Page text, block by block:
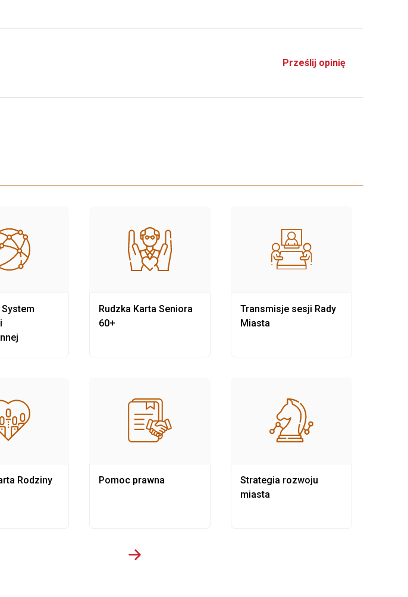
Prześlij opinię
Rodziny
Rudzka Karta Seniora
60+
Pomoc prawna
Transmisje sesji Rady
Miasta
Strategia rozwoju
miasta